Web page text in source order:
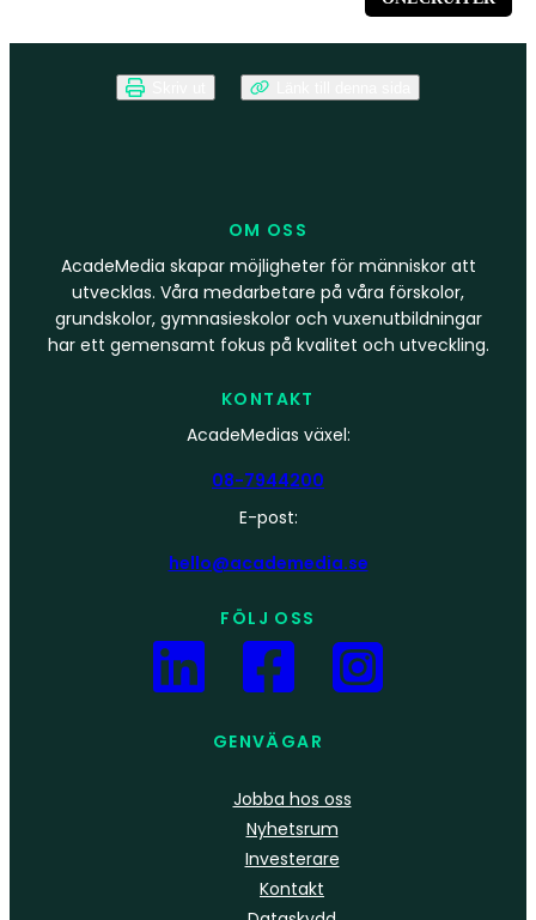
OM OSS
AcadeMedia skapar möjligheter för människor att
utvecklas. Våra medarbetare på våra förskolor,
grundskolor, gymnasieskolor och vuxenutbildningar
har ett gemensamt fokus på kvalitet och utveckling.
KONTAKT
AcadeMedias växel:
08-7944200
E-post:
hello@academedia.se
FÖLJ OSS
GENVÄGAR
Jobba hos oss
Nyhetsrum
Investerare
Kontakt